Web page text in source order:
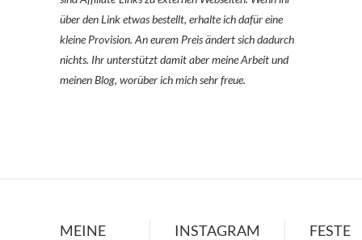
über den Link etwas bestellt, erhalte ich dafür eine
kleine Provision. An eurem Preis ändert sich dadurch
nichts. Ihr unterstützt damit aber meine Arbeit und
meinen Blog, worüber ich mich sehr freue.
MEINE
INSTAGRAM
FESTE